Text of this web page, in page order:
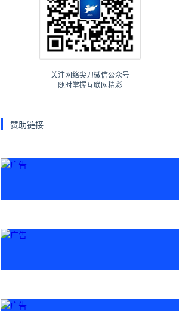
关注网络尖刀微信公众号
随时掌握互联网精彩
赞助链接